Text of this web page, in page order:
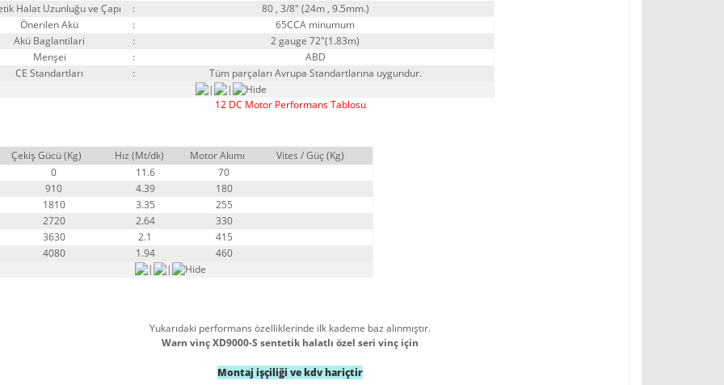
Halat Uzunluğu ve Çapı
:
80 , 3/8" (24m , 9.5mm.)
Önerilen Akü
:
65CCA minumum
Akü Baglantilari
:
2 gauge 72"(1.83m)
Menşei
:
ABD
CE Standartları
: Tüm parçaları Avrupa Standartlarına uygundur.
12 DC Motor Performans Tablosu
Çekiş Gücü (Kg) Hız (Mt/dk) Motor Akımı
Vites / Güç (Kg)
0 11.6
70
910 4.39
180
1810 3.35
255
2720 2.64
330
3630 2.1
415
4080 1.94 460
Yukarıdaki performans özelliklerinde ilk kademe baz alınmıştır.
Warn vinç XD9000-S sentetik halatlı özel seri vinç için
Montaj işçiliği ve kdv hariçtir